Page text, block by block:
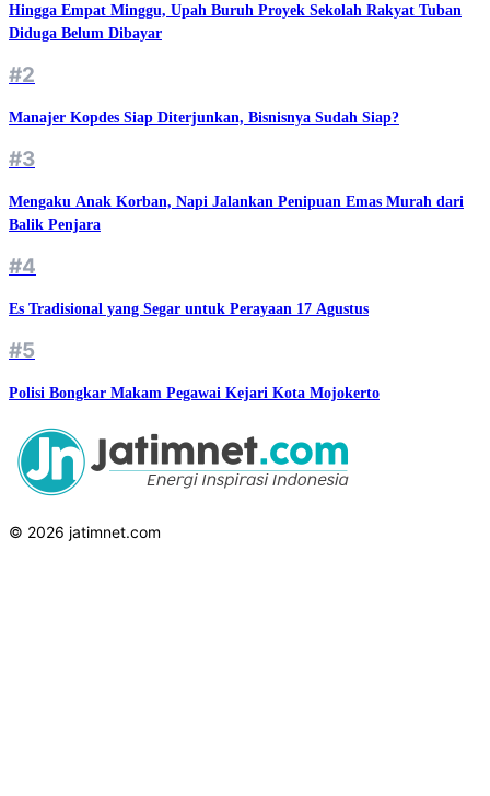
Hingga Empat Minggu, Upah Buruh Proyek Sekolah Rakyat Tuban
Diduga Belum Dibayar
#2
Manajer Kopdes Siap Diterjunkan, Bisnisnya Sudah Siap?
#3
Mengaku Anak Korban, Napi Jalankan Penipuan Emas Murah dari
Balik Penjara
#4
Es Tradisional yang Segar untuk Perayaan 17 Agustus
#5
Polisi Bongkar Makam Pegawai Kejari Kota Mojokerto
© 2026 jatimnet.com